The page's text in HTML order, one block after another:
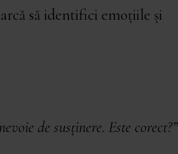
să identifici emoțiile și
de susținere. Este corect?”